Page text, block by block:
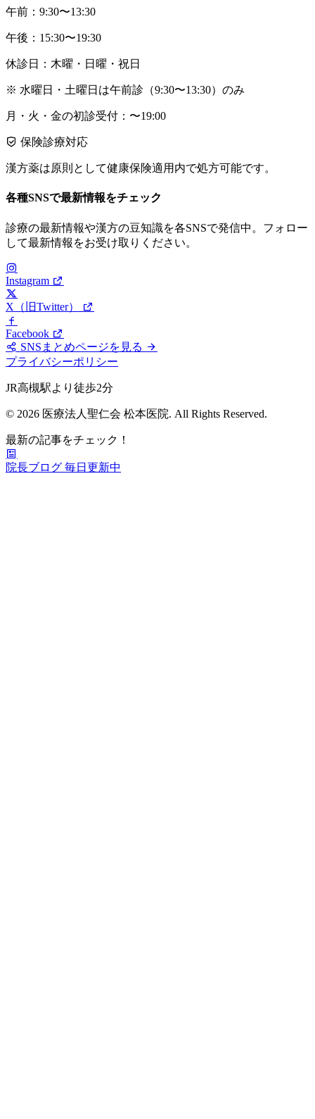
午前：9:30〜13:30
午後：15:30〜19:30
休診日：木曜・日曜・祝日
※ 水曜日・土曜日は午前診（9:30〜13:30）のみ
月・火・金の初診受付：〜19:00
保険診療対応
漢方薬は原則として健康保険適用内で処方可能です。
各種SNSで最新情報をチェック
診療の最新情報や漢方の豆知識を各SNSで発信中。フォロー
して最新情報をお受け取りください。
Instagram
X（旧Twitter）
Facebook
SNSまとめページを見る
プライバシーポリシー
JR高槻駅より徒歩2分
© 2026 医療法人聖仁会 松本医院. All Rights Reserved.
最新の記事をチェック！
院長ブログ 毎日更新中